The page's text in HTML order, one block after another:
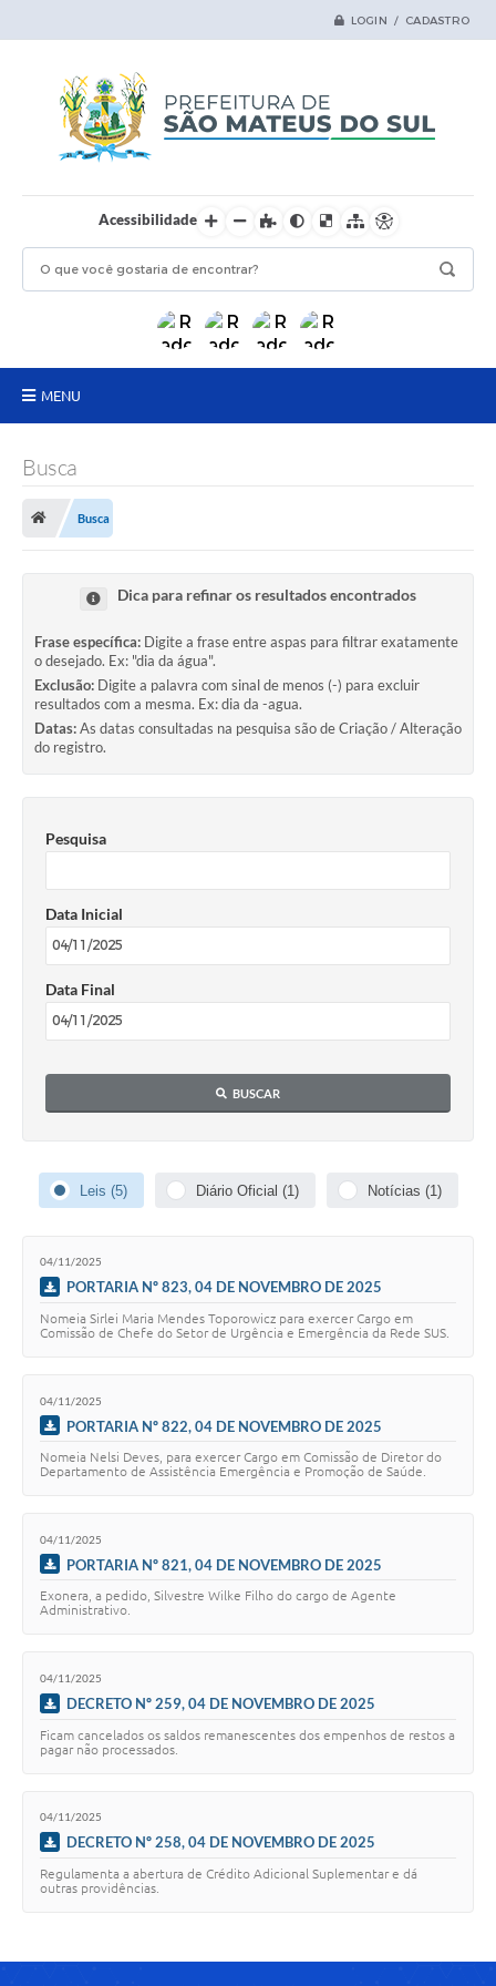
LOGIN / CADASTRO
Acessibilidade
MENU
A Cidade
Transparência
Turismo
Ouvidoria
A Prefeitura
Editais
Legislação
PSS Unificado 2025
INOVA_SÃO MATEUS DO SUL
Solicitação de Remoção 2025/2026: Instituições Escolares
Chamamento Público para Artistas Locais
Projeto Nascente Viva
Previdência Complementar
Telefones Prefeitura Municipal
Feriados Municipais
Telefones Postos de Saúde
Plantão das Funerárias
Serviço de Informação ao Cidadão
Termos de Fomento
Audiências Públicas
Galeria de Vídeos
Projetos
Busca
Busca
Dica para refinar os resultados encontrados
Frase específica: Digite a frase entre aspas para filtrar exatamente
o desejado. Ex: "dia da água".
Exclusão: Digite a palavra com sinal de menos (-) para excluir
resultados com a mesma. Ex: dia da -agua.
Datas:As datas consultadas na pesquisa são de Criação / Alteração
do registro.
Pesquisa
Data Inicial
Data Final
BUSCAR
Leis (5) Diário Oficial (1) Notícias (1)
04/11/2025
PORTARIA Nº 823, 04 DE NOVEMBRO DE 2025
Nomeia Sirlei Maria Mendes Toporowicz para exercer Cargo em
Comissão de Chefe do Setor de Urgência e Emergência da Rede SUS.
04/11/2025
PORTARIA Nº 822, 04 DE NOVEMBRO DE 2025
Nomeia Nelsi Deves, para exercer Cargo em Comissão de Diretor do
Departamento de Assistência Emergência e Promoção de Saúde.
04/11/2025
PORTARIA Nº 821, 04 DE NOVEMBRO DE 2025
Exonera, a pedido, Silvestre Wilke Filho do cargo de Agente
Administrativo.
04/11/2025
DECRETO Nº 259, 04 DE NOVEMBRO DE 2025
Ficam cancelados os saldos remanescentes dos empenhos de restos a
pagar não processados.
04/11/2025
DECRETO Nº 258, 04 DE NOVEMBRO DE 2025
Regulamenta a abertura de Crédito Adicional Suplementar e dá
outras providências.